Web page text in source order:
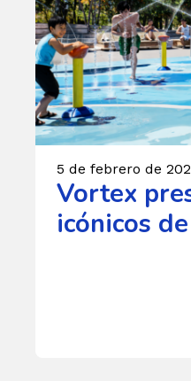
5 de febrero de
Vortex
icónicos